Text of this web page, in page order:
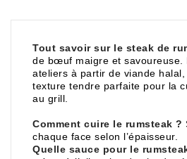
Tout savoir sur le steak de
de bœuf maigre et savoureuse.
ateliers à partir de viande
texture tendre parfaite pour la
au grill.
Comment cuire le rumsteak ?
chaque face selon l’épaisseur.
Quelle sauce pour le